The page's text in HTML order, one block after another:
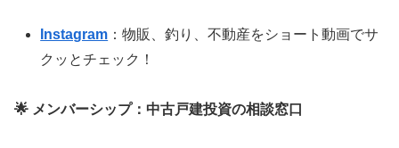
Instagram ：物販、釣り、不動産をショート動画でサ
クッとチェック！
🌟 メンバーシップ：中古戸建投資の相談窓口